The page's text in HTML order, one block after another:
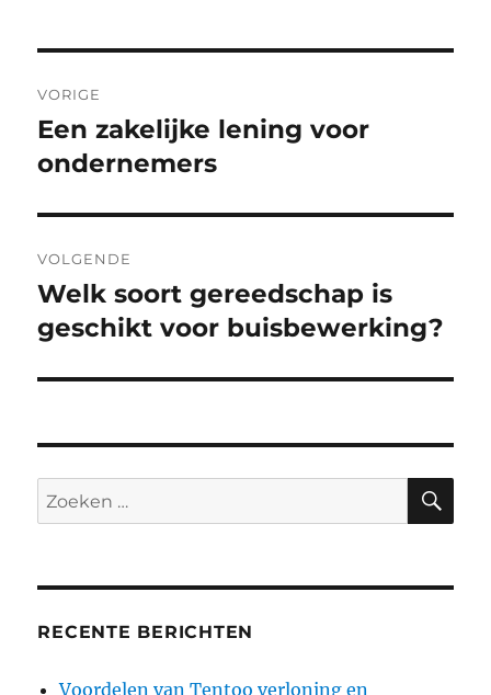
navigatie
VORIGE
Vorig
bericht:
Een zakelijke lening voor
ondernemers
VOLGENDE
Volgend
bericht:
Welk soort gereedschap is
geschikt voor buisbewerking?
Zoeken
naar:
RECENTE BERICHTEN
Voordelen van Tentoo verloning en